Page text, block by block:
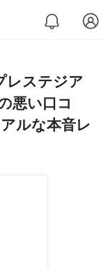
レステジア
悪い口コ
ルな本音レ